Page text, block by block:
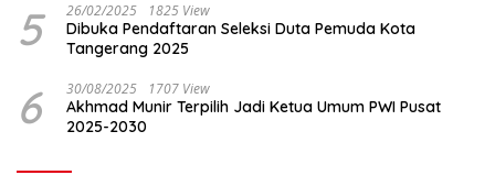
5 26/02/2025 1825 View
Dibuka Pendaftaran Seleksi Duta Pemuda Kota
Tangerang 2025
6 30/08/2025 1707 View
Akhmad Munir Terpilih Jadi Ketua Umum PWI Pusat
2025-2030